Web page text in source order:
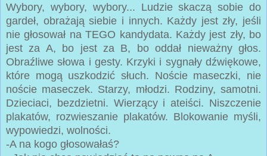
Wybory, wybory, wybory... Ludzie skaczą sobie do
gardeł, obrażają siebie i innych. Każdy jest zły, jeśli
nie głosował na TEGO kandydata. Każdy jest zły, bo
jest za A, bo jest za B, bo oddał nieważny głos.
Obraźliwe słowa i gesty. Krzyki i sygnały dźwiękowe,
które mogą uszkodzić słuch. Noście maseczki, nie
noście maseczek. Starzy, młodzi. Rodziny, samotni.
Dzieciaci, bezdzietni. Wierzący i ateiści. Niszczenie
plakatów, rozwieszanie plakatów. Blokowanie myśli,
wypowiedzi, wolności.
-A na kogo głosowałaś?